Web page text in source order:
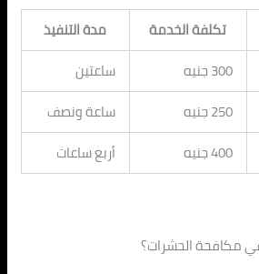
تكلفة الخدمة
مدة التنفيذ
300 جنيه
ساعتين
250 جنيه
ساعة ونصف
400 جنيه أربع ساعات
مكافحة الحشرات؟